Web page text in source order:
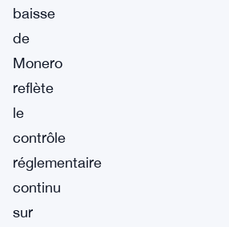
baisse
de
Monero
reflète
le
contrôle
réglementaire
continu
sur